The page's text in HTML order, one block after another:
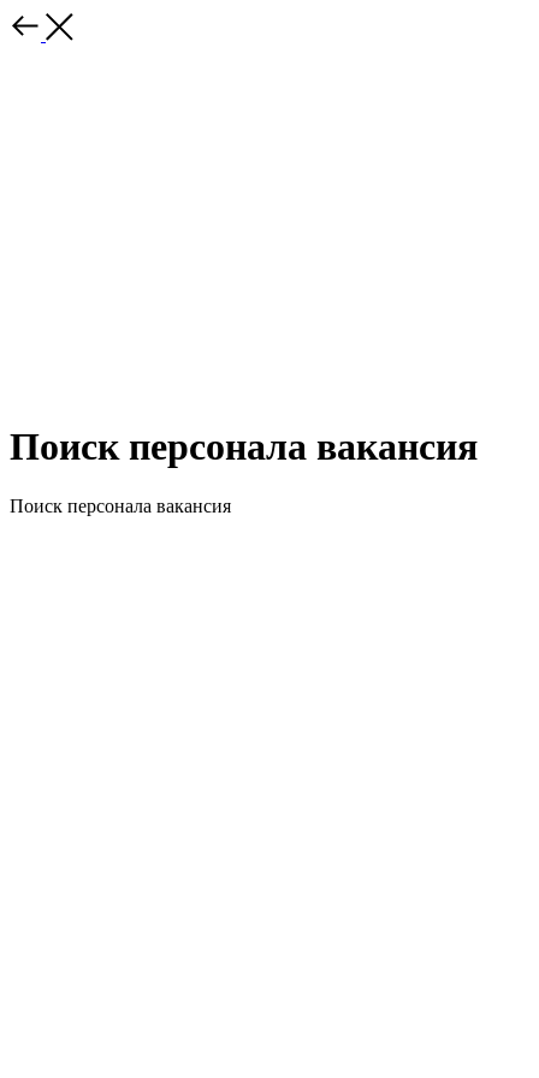
Поиск персонала вакансия
Поиск персонала вакансия